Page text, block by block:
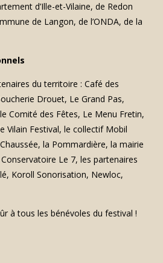
d’Ille-et-Vilaine, de Redon
de Langon, de l’ONDA, de la
du territoire : Café des
Drouet, Le Grand Pas,
Comité des Fêtes, Le Menu Fretin,
Vilain Festival, le collectif Mobil
la Pommardière, la mairie
Le 7, les partenaires
Koroll Sonorisation, Newloc,
à tous les bénévoles du festival !